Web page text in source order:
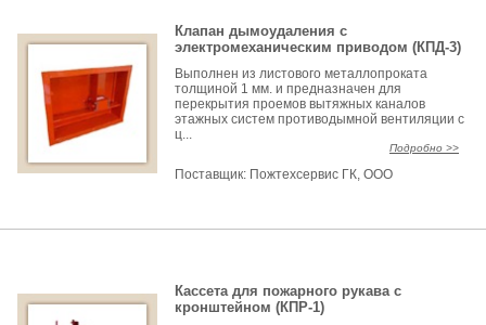
Клапан дымоудаления с
электромеханическим приводом (КПД-3)
Выполнен из листового металлопроката
толщиной 1 мм. и предназначен для
перекрытия проемов вытяжных каналов
этажных систем противодымной вентиляции с
ц...
Подробно >>
Поставщик: Пожтехсервис ГК, ООО
Кассета для пожарного рукава с
кронштейном (КПР-1)